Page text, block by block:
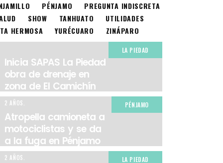
PÉNJAMO
PREGUNTA INDISCRETA
SHOW TANHUATO
UTILIDADES
HERMOSA
YURÉCUARO ZINÁPARO
LA PIEDAD
Inicia SAPAS La Piedad
obra de drenaje en
zona de El Camichín
2 AÑOS. PÉNJAMO
Atropella camioneta a
motociclistas y se da
a la fuga en Pénjamo
2 AÑOS. LA PIEDAD